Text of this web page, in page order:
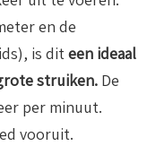
en de
is diteen ideaal
struiken. De
per minuut.
vooruit.